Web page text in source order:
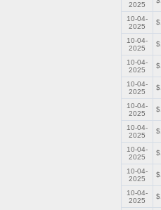
2025
10-04-
2025
10-04-
2025
10-04-
2025
10-04-
2025
10-04-
2025
10-04-
2025
10-04-
2025
10-04-
2025
10-04-
2025